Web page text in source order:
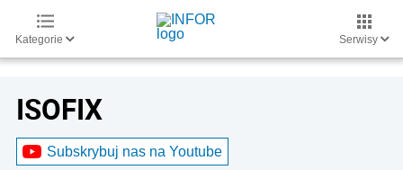
Kategorie Serwisy
ISOFIX
Subskrybuj nas na Youtube